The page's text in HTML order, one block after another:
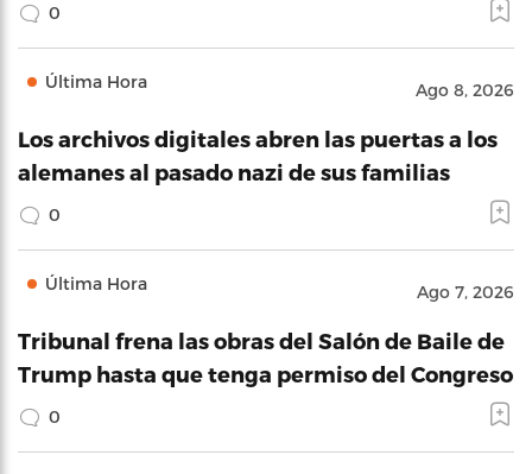
0
Última Hora Ago 8, 2026
Los archivos digitales abren las puertas a los
alemanes al pasado nazi de sus familias
0
Última Hora Ago 7, 2026
Tribunal frena las obras del Salón de Baile de
Trump hasta que tenga permiso del Congreso
0